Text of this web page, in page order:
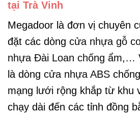
tại Trà Vinh
Megadoor là đơn vị chuyên
đặt các dòng cửa nhựa gỗ
nhựa Đài Loan chống ẩm,…
là dòng cửa nhựa ABS
mạng lưới rộng khắp từ khu
chạy dài đến các tỉnh đồng